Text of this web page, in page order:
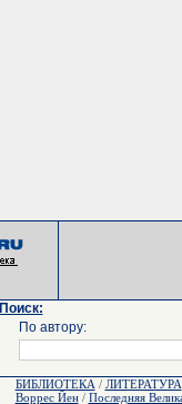
Поиск:
По автору:
БИБЛИОТЕКА / ЛИТЕРАТУРА
Воррес Йен/ Последняя